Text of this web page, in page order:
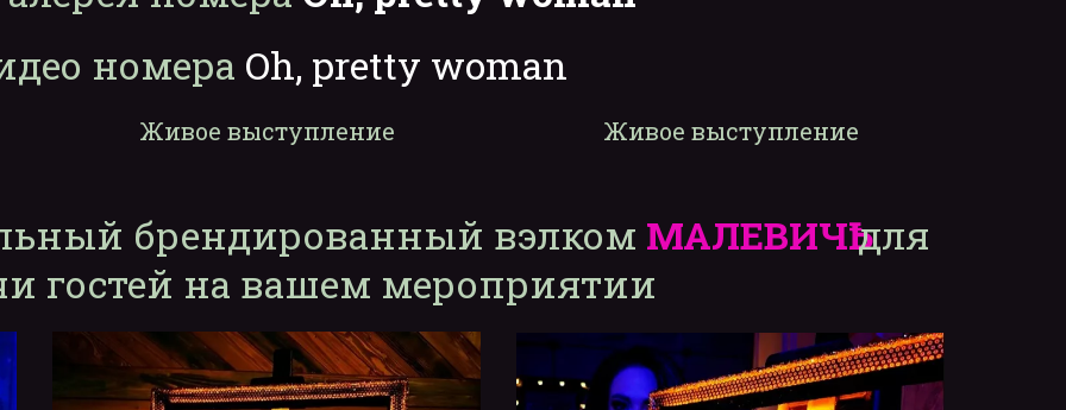
номера Oh, pretty woman
Живое выступление Живое выступление
брендированный вэлком МАЛЕВИЧҌ для
гостей на вашем мероприятии